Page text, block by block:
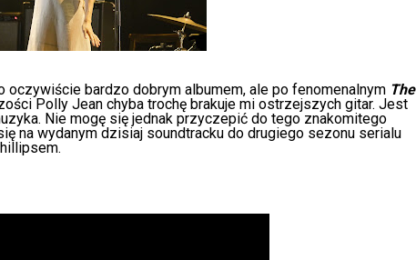
oczywiście bardzo dobrym albumem, ale po fenomenalnym The
Polly Jean chyba trochę brakuje mi ostrzejszych gitar. Jest
Nie mogę się jednak przyczepić do tego znakomitego
na wydanym dzisiaj soundtracku do drugiego sezonu serialu